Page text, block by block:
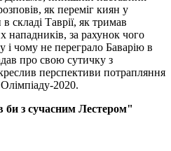
як переміг киян у
складі Таврії, як тримав
нападників, за рахунок чого
чому не переграло Баварію в
про свою сутичку з
перспективи потрапляння
2020.
би з сучасним Лестером"